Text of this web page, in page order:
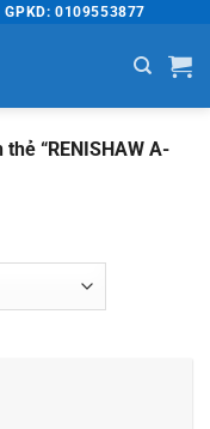
GPKD: 0109553877
“RENISHAW A-